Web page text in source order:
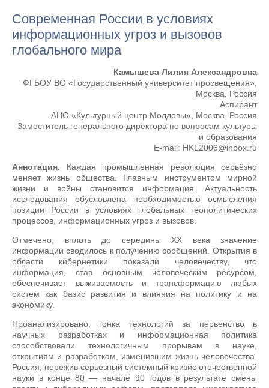
Современная России в условиях
информационных угроз и вызовов
глобального мира
Камышева Лилия Александровна
ФГБОУ ВО «Государственный университет просвещения»,
Москва, Россия
Аспирант
АНО «Культурный центр Молдовы», Москва, Россия
Заместитель генерального директора по вопросам культуры
и образования
E-mail: HKL2006@inbox.ru
Аннотация. Каждая промышленная революция серьёзно
меняет жизнь общества. Главным инструментом мирной
жизни и войны становится информация. Актуальность
исследования обусловлена необходимостью осмысления
позиции России в условиях глобальных геополитических
процессов, информационных угроз и вызовов.
Отмечено, вплоть до середины ХХ века значение
информации сводилось к получению сообщений. Открытия в
области кибернетики показали человечеству, что
информация, став основным человеческим ресурсом,
обеспечивает выживаемость и трансформацию любых
систем как базис развития и влияния на политику и на
экономику.
Проанализировано, гонка технологий за первенство в
научных разработках и информационная политика
способствовали технологичным прорывам в науке,
открытиям и разработкам, изменившим жизнь человечества.
Россия, пережив серьезный системный кризис отечественной
науки в конце 80 — начале 90 годов в результате смены